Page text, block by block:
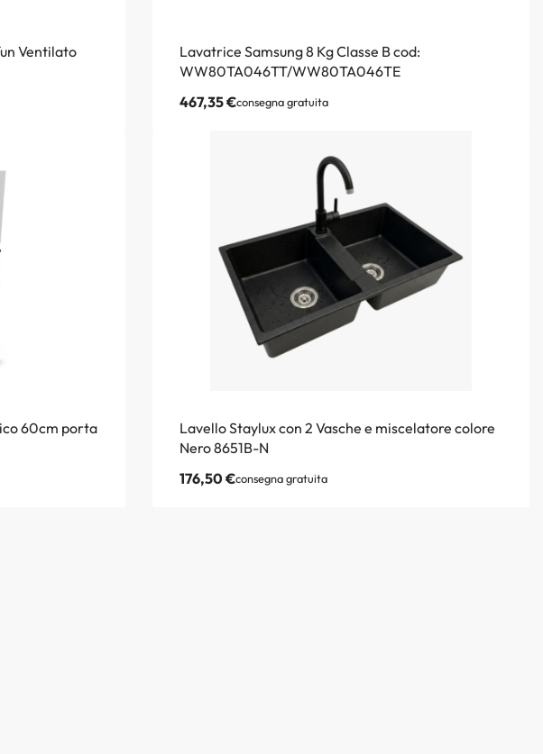
Ventilato
Lavatrice Samsung 8 Kg Classe B cod:
WW80TA046TT/WW80TA046TE
467,35€consegna gratuita
60cm porta
Lavello Staylux con 2 Vasche e miscelatore colore
Nero 8651B-N
176,50€consegna gratuita